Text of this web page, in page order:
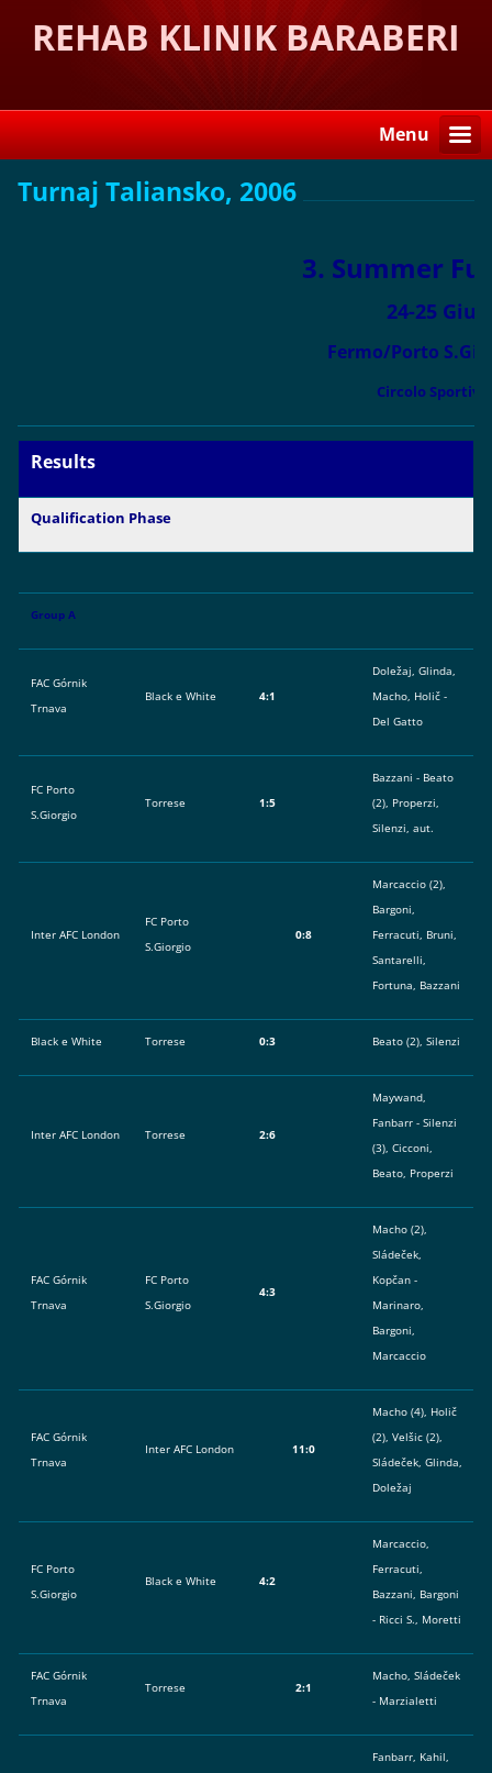
REHAB KLINIK BARABERI
Menu
Turnaj Taliansko, 2006
3. Summer
24-25
Fermo/Porto
Circolo
Results
Qualification Phase
Group A
FAC Górnik
Trnava
Black e White 4:1
Doležaj, Glinda,
Macho, Holič -
Del Gatto
FC Porto
S.Giorgio
Torrese 1:5
Bazzani - Beato
(2), Properzi,
Silenzi, aut.
Inter AFC London
FC Porto
S.Giorgio
0:8
Marcaccio (2),
Bargoni,
Ferracuti, Bruni,
Santarelli,
Fortuna, Bazzani
Black e White Torrese 0:3 Beato (2), Silenzi
Inter AFC London Torrese 2:6
Maywand,
Fanbarr - Silenzi
(3), Cicconi,
Beato, Properzi
FAC Górnik
Trnava
FC Porto
S.Giorgio
4:3
Macho (2),
Sládeček,
Kopčan -
Marinaro,
Bargoni,
Marcaccio
FAC Górnik
Trnava
Inter AFC London 11:0
Macho (4), Holič
(2), Velšic (2),
Sládeček, Glinda,
Doležaj
FC Porto
S.Giorgio
Black e White 4:2
Marcaccio,
Ferracuti,
Bazzani, Bargoni
- Ricci S., Moretti
FAC Górnik
Trnava
Torrese 2:1
Macho, Sládeček
- Marzialetti
Fanbarr, Kahil,